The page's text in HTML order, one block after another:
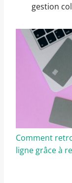
gestion
Comment
ligne grâce à